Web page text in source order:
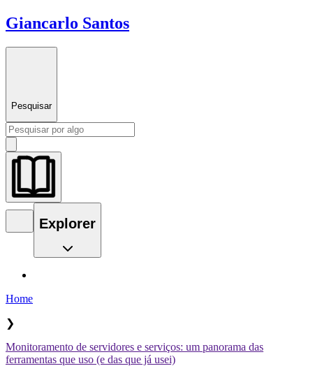
Giancarlo Santos
Pesquisar
Explorer
Home
❯
Monitoramento de servidores e serviços: um panorama das
ferramentas que uso (e das que já usei)